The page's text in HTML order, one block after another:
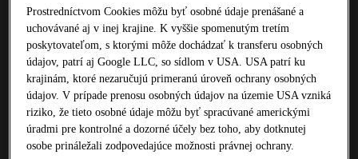
Zametacie auto s vysávačom
Frézovanie vozoviek: Strojový park
W35DC
W120CFi
W1900
W2000
W200i
Jazdná súprava pre transport fréz
Cisterna na vodu
Zametacie auto s vysávačom
Stabilizácia zemín
Prostredníctvom Cookies môžu byť osobné údaje prenášané a
uchovávané aj v inej krajine. K vyššie spomenutým tretím
poskytovateľom, s ktorými môže dochádzať k transferu osobných
údajov, patrí aj Google LLC, so sídlom v USA. USA patrí ku
krajinám, ktoré nezaručujú primeranú úroveň ochrany osobných
údajov. V prípade prenosu osobných údajov na územie USA vzniká
riziko, že tieto osobné údaje môžu byť spracúvané americkými
úradmi pre kontrolné a dozorné účely bez toho, aby dotknutej
osobe prináležali zodpovedajúce možnosti právnej ochrany.